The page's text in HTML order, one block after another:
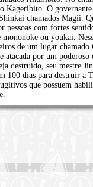
Kageribito. O
chamados Magii.
pessoas com fortes
ou youkai.
de um lugar
por um
destruído, seu mestre
100 dias para destruir a
que possuem